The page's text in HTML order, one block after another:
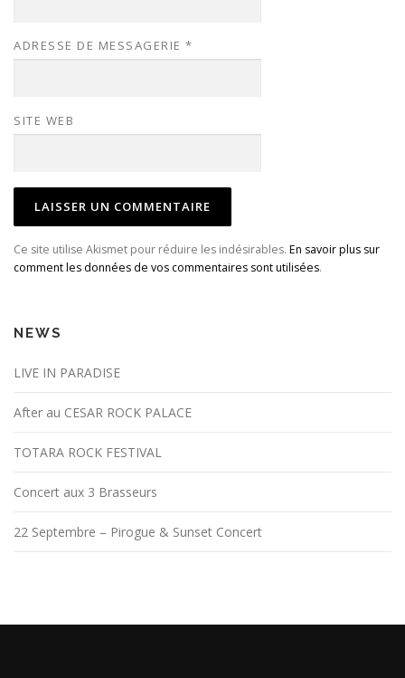
ADRESSE DE MESSAGERIE *
SITE WEB
Ce site utilise Akismet pour réduire les indésirables. En savoir plus sur
comment les données de vos commentaires sont utilisées.
NEWS
LIVE IN PARADISE
After au CESAR ROCK PALACE
TOTARA ROCK FESTIVAL
Concert aux 3 Brasseurs
22 Septembre – Pirogue & Sunset Concert